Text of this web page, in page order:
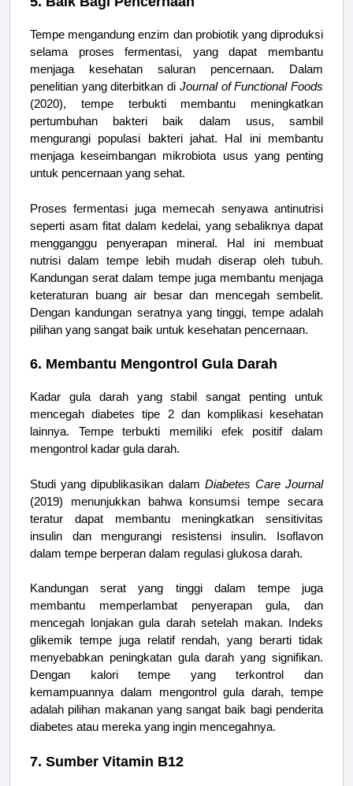
Tempe mengandung enzim dan probiotik yang diproduksi
selama proses fermentasi, yang dapat membantu
menjaga kesehatan saluran pencernaan. Dalam
penelitian yang diterbitkan di Journal of Functional Foods
(2020), tempe terbukti membantu meningkatkan
pertumbuhan bakteri baik dalam usus, sambil
mengurangi populasi bakteri jahat. Hal ini membantu
menjaga keseimbangan mikrobiota usus yang penting
untuk pencernaan yang sehat.
Proses fermentasi juga memecah senyawa antinutrisi
seperti asam fitat dalam kedelai, yang sebaliknya dapat
mengganggu penyerapan mineral. Hal ini membuat
nutrisi dalam tempe lebih mudah diserap oleh tubuh.
Kandungan serat dalam tempe juga membantu menjaga
keteraturan buang air besar dan mencegah sembelit.
Dengan kandungan seratnya yang tinggi, tempe adalah
pilihan yang sangat baik untuk kesehatan pencernaan.
6. Membantu Mengontrol Gula Darah
Kadar gula darah yang stabil sangat penting untuk
mencegah diabetes tipe 2 dan komplikasi kesehatan
lainnya. Tempe terbukti memiliki efek positif dalam
mengontrol kadar gula darah.
Studi yang dipublikasikan dalam Diabetes Care Journal
(2019) menunjukkan bahwa konsumsi tempe secara
teratur dapat membantu meningkatkan sensitivitas
insulin dan mengurangi resistensi insulin. Isoflavon
dalam tempe berperan dalam regulasi glukosa darah.
Kandungan serat yang tinggi dalam tempe juga
membantu memperlambat penyerapan gula, dan
mencegah lonjakan gula darah setelah makan. Indeks
glikemik tempe juga relatif rendah, yang berarti tidak
menyebabkan peningkatan gula darah yang signifikan.
Dengan kalori tempe yang terkontrol dan
kemampuannya dalam mengontrol gula darah, tempe
adalah pilihan makanan yang sangat baik bagi penderita
diabetes atau mereka yang ingin mencegahnya.
7. Sumber Vitamin B12